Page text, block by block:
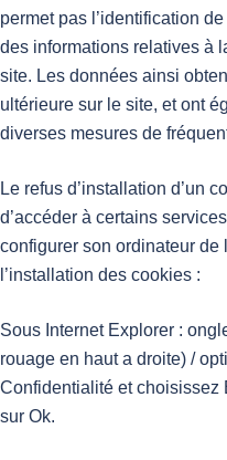
permet pas l’identification
des informations relatives à
site. Les données ainsi
ultérieure sur le site, et ont
diverses mesures de
Le refus d’installation d’un
d’accéder à certains
configurer son ordinateur de
l’installation des cookies :
Sous Internet Explorer :
rouage en haut a droite) /
Confidentialité et choisissez
sur Ok.